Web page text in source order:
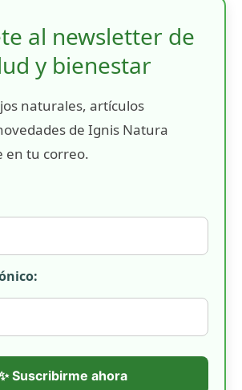
al newsletter de
y bienestar
naturales, artículos
de Ignis Natura
en tu correo.
Suscribirme ahora